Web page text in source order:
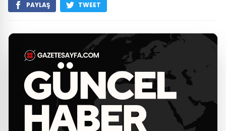
PAYLAŞ TWEET